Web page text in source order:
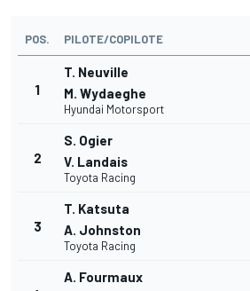
POS. PILOTE/COPILOTE
1
T. Neuville
M. Wydaeghe
Hyundai Motorsport
2
S. Ogier
V. Landais
Toyota Racing
3
T. Katsuta
A. Johnston
Toyota Racing
A. Fourmaux